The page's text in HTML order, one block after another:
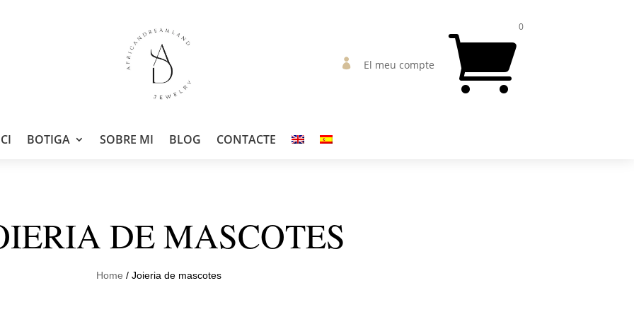
 El meu compte 
0
BOTIGA SOBRE MI BLOG CONTACTE
DE MASCOTES
Home / Joieria de mascotes